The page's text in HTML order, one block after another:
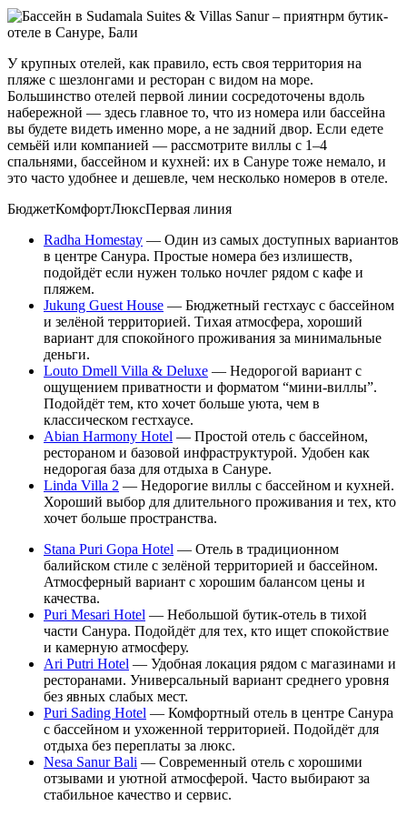
У крупных отелей, как правило, есть своя территория на
пляже с шезлонгами и ресторан с видом на море.
Большинство отелей первой линии сосредоточены вдоль
набережной — здесь главное то, что из номера или бассейна
вы будете видеть именно море, а не задний двор. Если едете
семьёй или компанией — рассмотрите виллы с 1–4
спальнями, бассейном и кухней: их в Сануре тоже немало, и
это часто удобнее и дешевле, чем несколько номеров в отеле.
БюджетКомфортЛюксПервая линия
Radha Homestay — Один из самых доступных вариантов
в центре Санура. Простые номера без излишеств,
подойдёт если нужен только ночлег рядом с кафе и
пляжем.
Jukung Guest House — Бюджетный гестхаус с бассейном
и зелёной территорией. Тихая атмосфера, хороший
вариант для спокойного проживания за минимальные
деньги.
Louto Dmell Villa & Deluxe — Недорогой вариант с
ощущением приватности и форматом “мини-виллы”.
Подойдёт тем, кто хочет больше уюта, чем в
классическом гестхаусе.
Abian Harmony Hotel — Простой отель с бассейном,
рестораном и базовой инфраструктурой. Удобен как
недорогая база для отдыха в Сануре.
Linda Villa 2 — Недорогие виллы с бассейном и кухней.
Хороший выбор для длительного проживания и тех, кто
хочет больше пространства.
Stana Puri Gopa Hotel — Отель в традиционном
балийском стиле с зелёной территорией и бассейном.
Атмосферный вариант с хорошим балансом цены и
качества.
Puri Mesari Hotel — Небольшой бутик-отель в тихой
части Санура. Подойдёт для тех, кто ищет спокойствие
и камерную атмосферу.
Ari Putri Hotel — Удобная локация рядом с магазинами и
ресторанами. Универсальный вариант среднего уровня
без явных слабых мест.
Puri Sading Hotel — Комфортный отель в центре Санура
с бассейном и ухоженной территорией. Подойдёт для
отдыха без переплаты за люкс.
Nesa Sanur Bali — Современный отель с хорошими
отзывами и уютной атмосферой. Часто выбирают за
стабильное качество и сервис.